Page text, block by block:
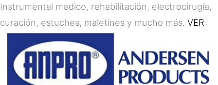
Instrumental medico, rehabilitación, electrocirugía,
curación, estuches, maletines y mucho más. VER